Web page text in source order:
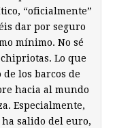
“oficialmente”
dar por seguro
mínimo. No sé
Lo que
los barcos de
hacia al mundo
Especialmente,
salido del euro,